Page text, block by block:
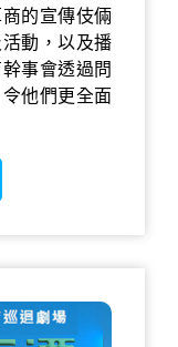
的宣傳伎倆
動，以及播
事會透過問
他們更全面